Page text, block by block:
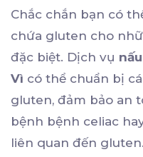
Chắc chắn bạn có
chứa gluten cho
đặc biệt. Dịch vụ
Vì có thể chuẩn bị
gluten, đảm bảo an
bệnh bệnh celiac
liên quan đến gluten.